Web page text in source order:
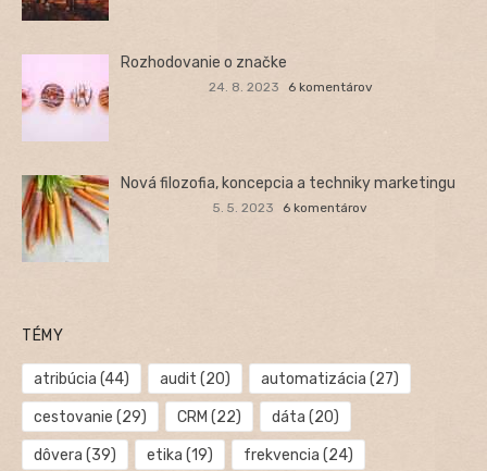
Rozhodovanie o značke
24. 8. 2023 6 komentárov
Nová filozofia, koncepcia a techniky marketingu
5. 5. 2023 6 komentárov
TÉMY
atribúcia (44) audit (20) automatizácia (27)
cestovanie (29) CRM (22) dáta (20)
dôvera (39) etika (19) frekvencia (24)